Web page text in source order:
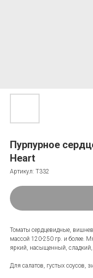
Пурпурное
Heart
Артикул: Т332
Томаты сердцевидные,
массой 120-250 гр. и более.
яркий, насыщенный,
Для салатов, густых соусов,